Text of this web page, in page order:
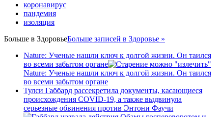
коронавирус
пандемия
изоляция
Больше в ЗдоровьеБольше записей в Здоровье »
Nature: Ученые нашли ключ к долгой жизни. Он таился
во всеми забытом органе
Nature: Ученые нашли ключ к долгой жизни. Он таился
во всеми забытом органе
Тулси Габбард рассекретила документы, касающиеся
происхождения COVID-19, а также выдвинула
серьезные обвинения против Энтони Фаучи